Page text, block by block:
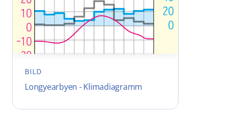
BILD
Longyearbyen - Klimadiagramm